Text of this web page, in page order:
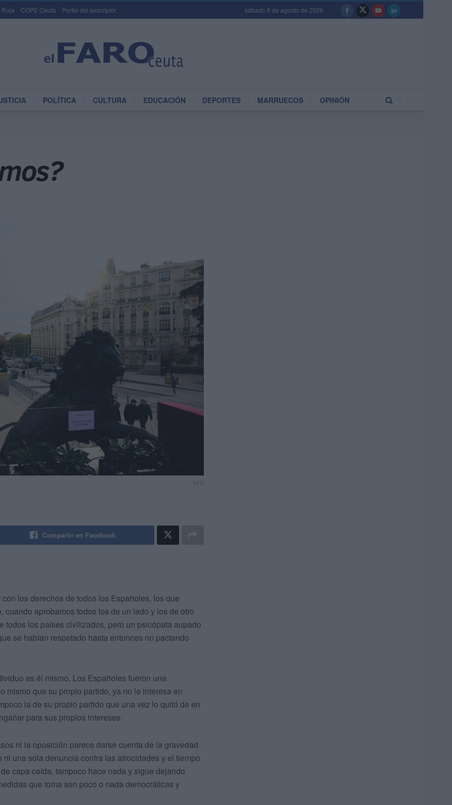
Roja COPE Ceuta Portal del suscriptor sábado 8 de agosto de 2026
POLÍTICA CULTURA EDUCACIÓN DEPORTES MARRUECOS OPINIÓN
EFE
Compartir en Facebook
los derechos de todos los Españoles, los que
aprobamos todos los de un lado y los de otro
los países civilizados, pero un psicópata aupado
se habían respetado hasta entonces no pactando
es él mismo. Los Españoles fueron una
mismo que su propio partido, ya no le interesa en
la de su propio partido que una vez lo quitó de en
para sus propios intereses.
ni la oposición parece darse cuenta de la gravedad
una sola denuncia contra las atrocidades y el tiempo
capa caída, tampoco hace nada y sigue dejando
que toma son poco o nada democráticas y